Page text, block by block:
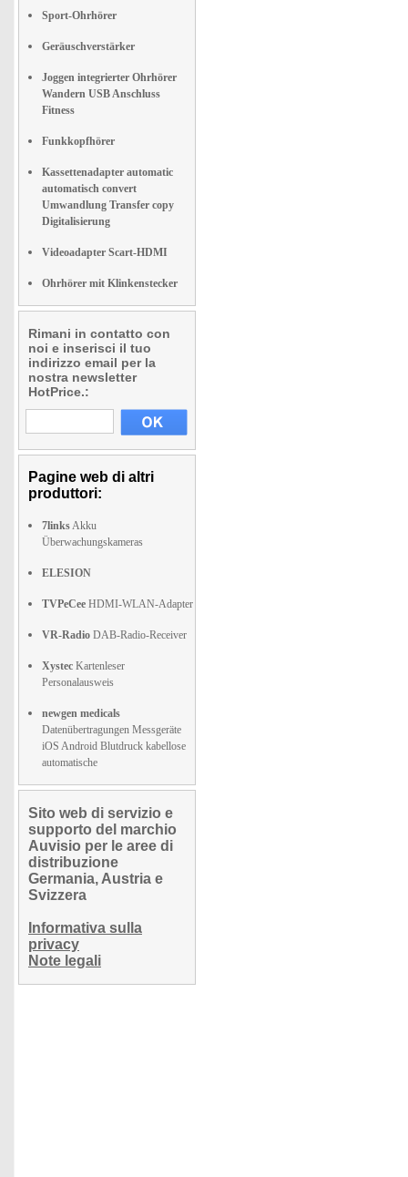
Sport-Ohrhörer
Geräuschverstärker
Joggen integrierter Ohrhörer
Wandern USB Anschluss
Fitness
Funkkopfhörer
Kassettenadapter automatic
automatisch convert
Umwandlung Transfer copy
Digitalisierung
Videoadapter Scart-HDMI
Ohrhörer mit Klinkenstecker
Rimani in contatto con
noi e inserisci il tuo
indirizzo email per la
nostra newsletter
HotPrice.:
Pagine web di altri
produttori:
7linksAkku
Überwachungskameras
ELESION
TVPeCee HDMI-WLAN-Adapter
VR-Radio DAB-Radio-Receiver
Xystec Kartenleser
Personalausweis
newgen medicals
Datenübertragungen Messgeräte
iOS Android Blutdruck kabellose
automatische
Sito web di servizio e
supporto del marchio
Auvisio per le aree di
distribuzione
Germania, Austria e
Svizzera
Informativa sulla
privacy
Note legali